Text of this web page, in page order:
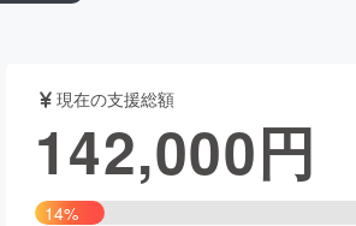
ォーマンス
店 ファッション
現在の支援総額
142,000円
14%